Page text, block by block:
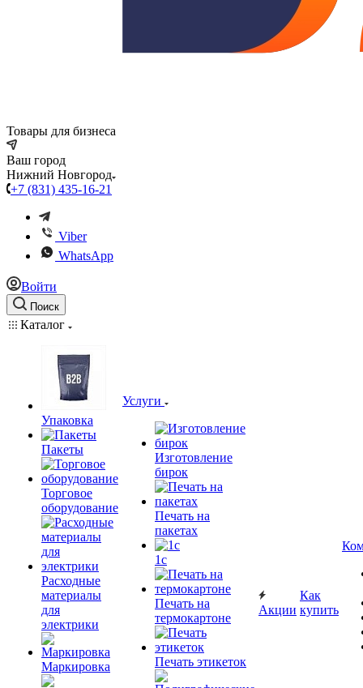
Товары для бизнеса
Ваш город
Нижний Новгород
+7 (831) 435-16-21
Viber
WhatsApp
Войти
Поиск
Каталог
Упаковка
Пакеты
Торговое
оборудование
Расходные
материалы
для
электрики
Маркировка
Услуги
Изготовление
бирок
Печать на
пакетах
1c
Печать на
термокартоне
Печать этикеток
Акции
Как
купить